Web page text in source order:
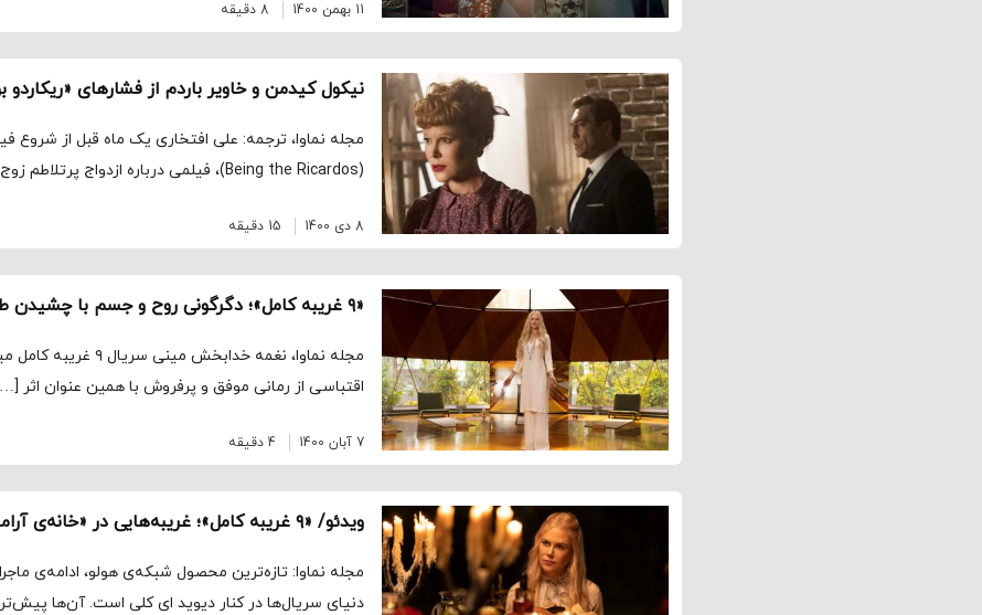
11 بهمن 1400 8 دقیقه
نیکول کیدمن و خاویر باردم از فشارهای
مجله نماوا، ترجمه: علی افتخاری یک ماه قبل از شروع
(Being the Ricardos)، فیلمی درباره ازدواج پرتلاطم زوج بااستعداد لوسیل بال […]
8 دی 1400 15 دقیقه
«۹ غریبه کامل»؛ دگرگونی روح و جسم با چشیدن طعم مرگ
اقتباسی از رمانی موفق و پرفروش با همین عنوان اثر
7 آبان 1400 4 دقیقه
ویدئو/ «۹ غریبه‌ کامل»؛ غریبه‌هایی در «خانه‌ی آرامش»
مجله نماوا: تازه‌ترین محصول شبکه‌ی هولو، ادامه‌ی
دنیای سریال‌ها در کنار دیوید ای کلی است. آن‌ها